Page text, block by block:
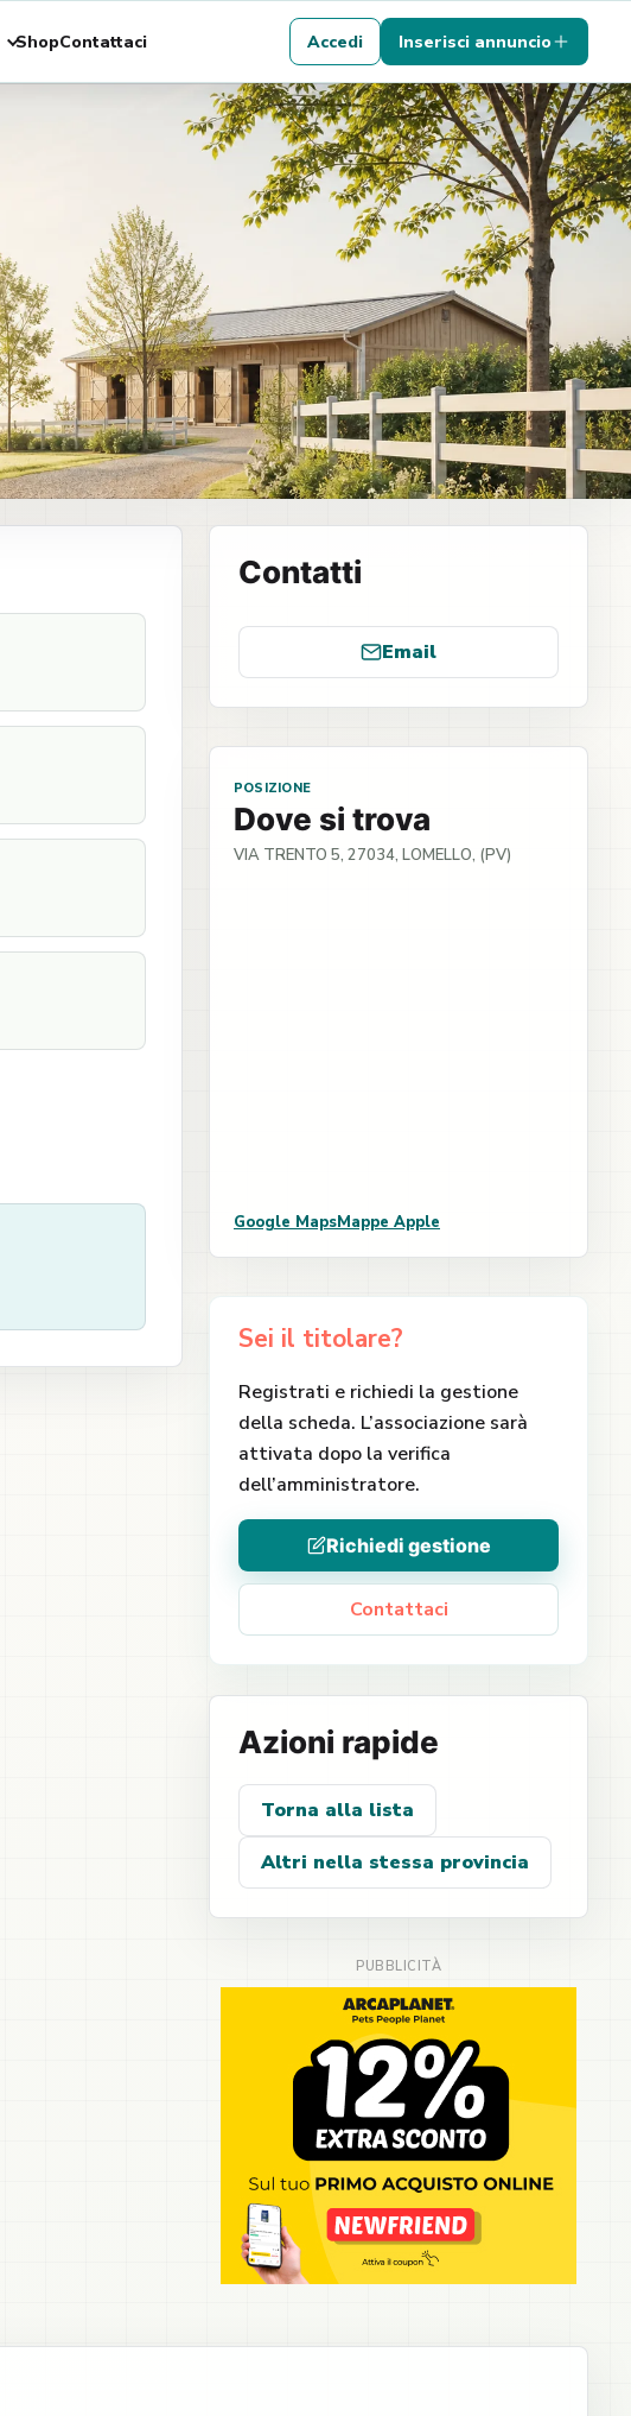
ShopContattaci Accedi Inserisci annuncio
Contatti
Email
POSIZIONE
Dove si trova
VIA TRENTO 5, 27034, LOMELLO, (PV)
Google MapsMappe Apple
Sei il titolare?
Registrati e richiedi la gestione
della scheda. L’associazione sarà
attivata dopo la verifica
dell’amministratore.
Richiedi gestione
Contattaci
Azioni rapide
Torna alla lista
Altri nella stessa provincia